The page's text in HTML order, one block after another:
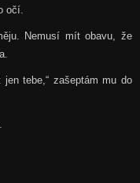
očí.
Nemusí mít obavu, že
tebe,“ zašeptám mu do